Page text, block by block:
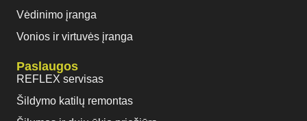
Vėdinimo įranga
Vonios ir virtuvės įranga
Paslaugos
REFLEX servisas
Šildymo katilų remontas